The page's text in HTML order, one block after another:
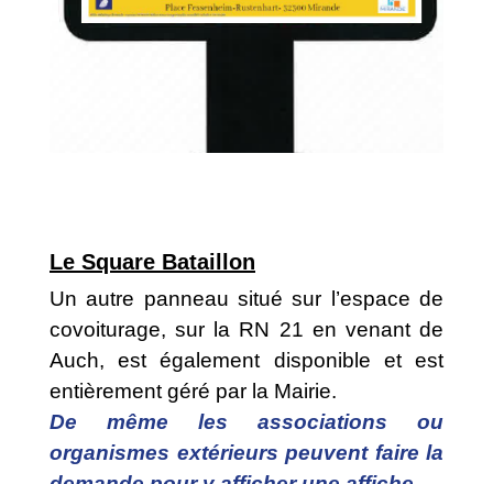
Le Square Bataillon
Un autre panneau situé sur l’espace de
covoiturage, sur la RN 21 en venant de
Auch, est également disponible et est
entièrement géré par la Mairie.
De même les associations ou
organismes extérieurs peuvent faire la